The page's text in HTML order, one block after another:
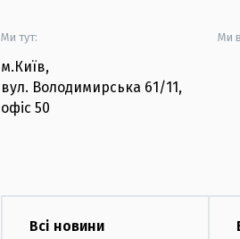
Ми тут:
м.Київ,
вул. Володимирська 61/11,
офіс 50
Ми
Всі новини